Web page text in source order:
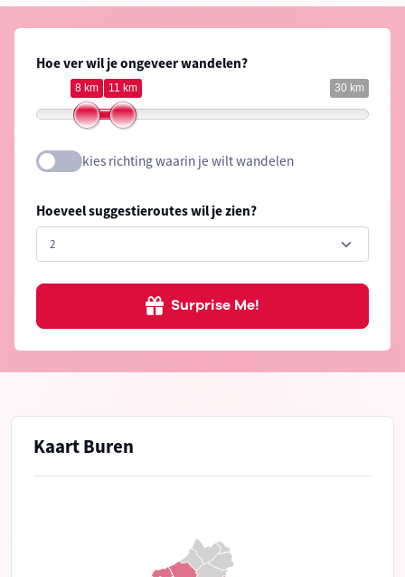
Hoe ver wil je ongeveer wandelen?
30 km
8 km 11 km
kies richting waarin je wilt wandelen
Hoeveel suggestieroutes wil je zien?
Surprise Me!
Kaart Buren